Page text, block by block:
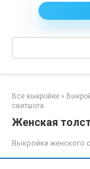
Поиск:
Все выкройки »
свитшота
Женская
Выкройки женского